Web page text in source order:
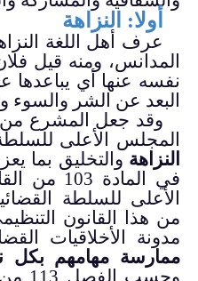
أولا: النزاهة
عرف أهل اللغة
المدانس، ومنه قيل
نفسه عنها أي يباعدها
البعد عن الشر والسوء
وقد جعل المشرع من
المجلس الأعلى
النزاهة والتخليق بما
في
من هذا القانون
مدونة الأخلاقيات
ممارسة مهامهم بكل